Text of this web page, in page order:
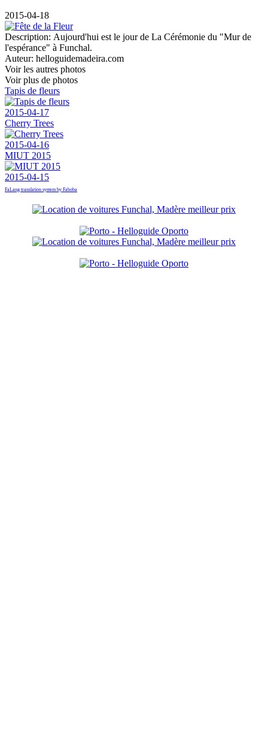
2015-04-18
Description: Aujourd'hui est le jour de La Cérémonie du "Mur de
l'espérance" à Funchal.
Auteur: helloguidemadeira.com
Voir les autres photos
Voir plus de photos
Tapis de fleurs
2015-04-17
Cherry Trees
2015-04-16
MIUT 2015
2015-04-15
FaLang translation system by Faboba